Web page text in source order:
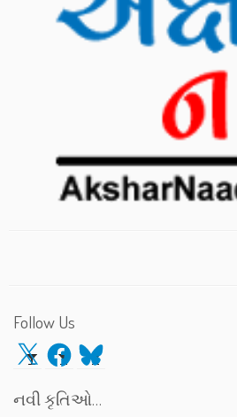
Follow Us
X Facebook
Bluesky
નવી કૃતિઓ…